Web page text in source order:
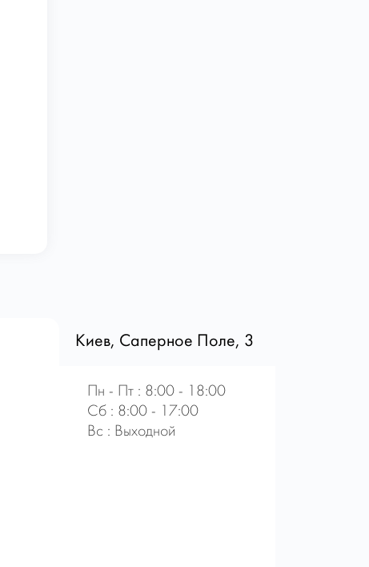
Киев, Саперное Поле, 3
Пн - Пт : 8:00 - 18:00
Сб : 8:00 - 17:00
Вс : Выходной